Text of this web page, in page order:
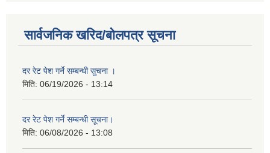
सार्वजनिक खरिद/बोलपत्र सूचना
दर रेट पेश गर्ने सम्बन्धी सुचना ।
मिति: 06/19/2026 - 13:14
दर रेट पेश गर्ने सम्बन्धी सूचना।
मिति: 06/08/2026 - 13:08